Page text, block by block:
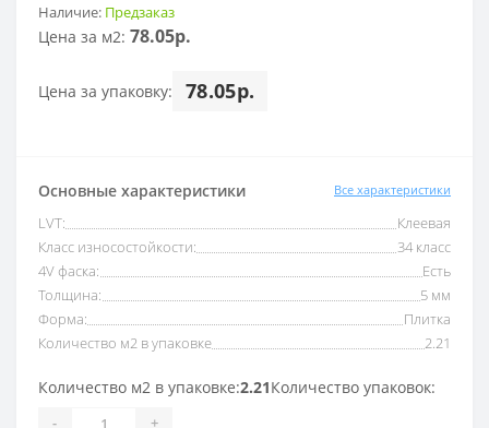
Наличие: Предзаказ
Цена за м2: 78.05р.
Цена за упаковку: 78.05р.
Основные характеристики Все характеристики
LVT:
Клеевая
Класс износостойкости:
34 класс
4V фаска:
Есть
Толщина:
5 мм
Форма:
Плитка
Количество м2 в упаковке
2.21
Количество м2 в упаковке:2.21Количество упаковок:
- +